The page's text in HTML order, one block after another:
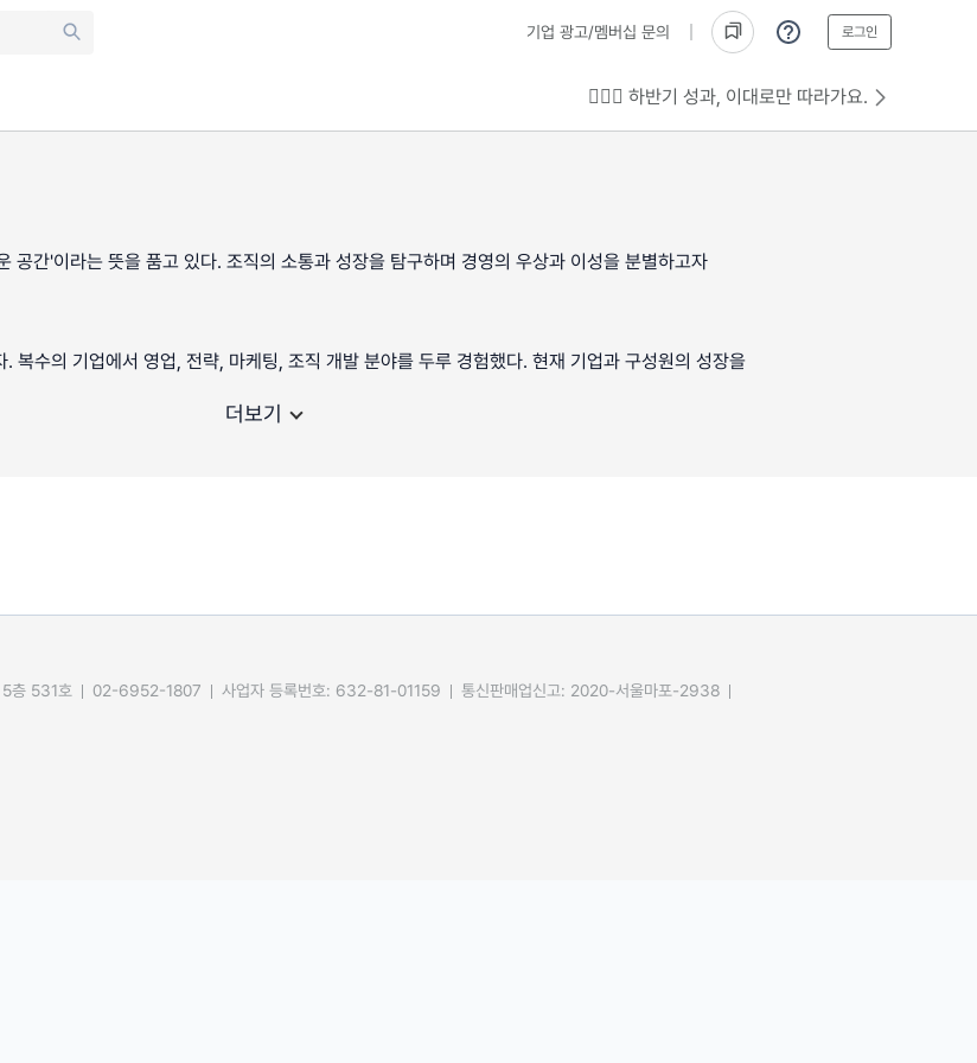
기업 광고/멤버십 문의 로그인
💁🏻‍♂️ 하반기 성과, 이대로만 따라가요.
공간'이라는 뜻을 품고 있다. 조직의 소통과 성장을 탐구하며 경영의 우상과 이성을 분별하고자
복수의 기업에서 영업, 전략, 마케팅, 조직 개발 분야를 두루 경험했다. 현재 기업과 구성원의 성장을
더보기
층 531호 02-6952-1807 사업자 등록번호: 632-81-01159
통신판매업신고: 2020-서울마포-2938